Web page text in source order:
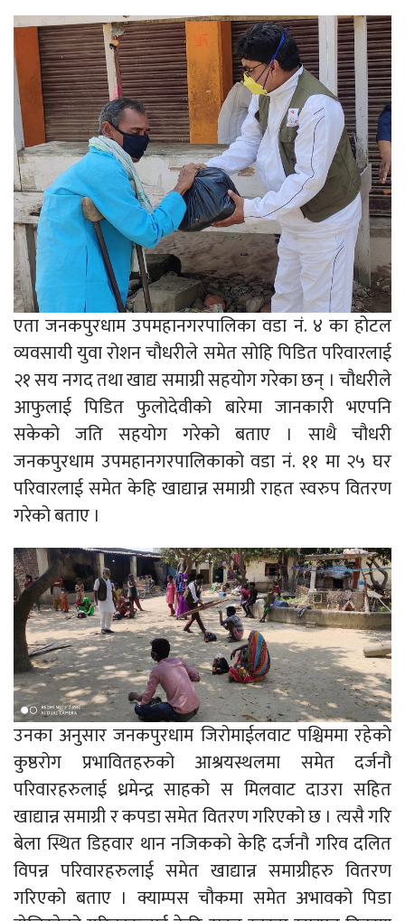
एता जनकपुरधाम उपमहानगरपालिका वडा नं. ४ का होटल
व्यवसायी युवा रोशन चौधरीले समेत सोहि पिडित परिवारलाई
२१ सय नगद तथा खाद्य समाग्री सहयोग गरेका छन् । चौधरीले
आफुलाई पिडित फुलोदेवीको बारेमा जानकारी भएपनि
सकेको जति सहयोग गरेको बताए । साथै चौधरी
जनकपुरधाम उपमहानगरपालिकाको वडा नं. ११ मा २५ घर
परिवारलाई समेत केहि खाद्यान्न समाग्री राहत स्वरुप वितरण
गरेको बताए ।
उनका अनुसार जनकपुरधाम जिरोमाईलवाट पश्चिममा रहेको
कुष्ठरोग प्रभावितहरुको आश्रयस्थलमा समेत दर्जनौ
परिवारहरुलाई ध्रमेन्द्र साहको स मिलवाट दाउरा सहित
खाद्यान्न समाग्री र कपडा समेत वितरण गरिएको छ । त्यसै गरि
बेला स्थित डिहवार थान नजिकको केहि दर्जनौ गरिव दलित
विपन्न परिवारहरुलाई समेत खाद्यान्न समाग्रीहरु वितरण
गरिएको बताए । क्याम्पस चौकमा समेत अभावको पिडा